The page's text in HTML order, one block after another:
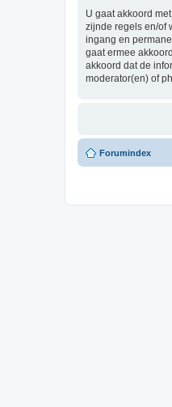
U gaat akkoord
zijnde regels en/of
ingang en
gaat ermee
akkoord dat de
moderator(en) of
Forumindex